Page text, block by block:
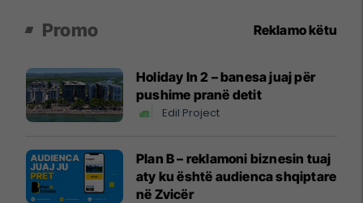
Promo Reklamo këtu
Holiday In 2 – banesa juaj për
pushime pranë detit
Edil Project
Plan B – reklamoni biznesin tuaj
aty ku është audienca shqiptare
në Zvicër